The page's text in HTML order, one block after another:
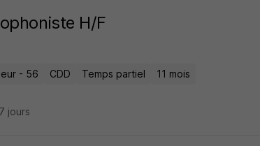
H/F
- 56 CDD Temps partiel 11 mois
jours